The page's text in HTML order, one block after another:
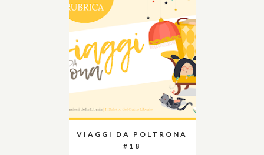
VIAGGI DA POLTRONA
#18